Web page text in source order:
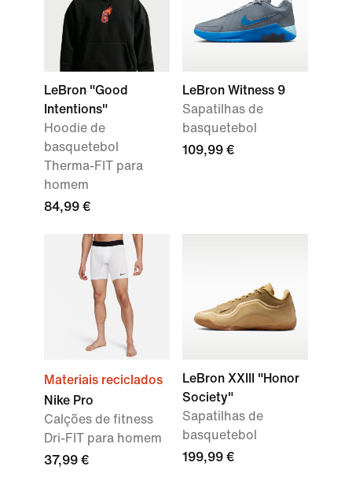
LeBron "Good
Intentions"
Hoodie de
basquetebol
Therma-FIT para
homem
84,99 €
LeBron Witness 9
Sapatilhas de
basquetebol
109,99 €
Materiais reciclados
Nike Pro
Calções de fitness
Dri-FIT para homem
37,99 €
LeBron XXIII "Honor
Society"
Sapatilhas de
basquetebol
199,99 €